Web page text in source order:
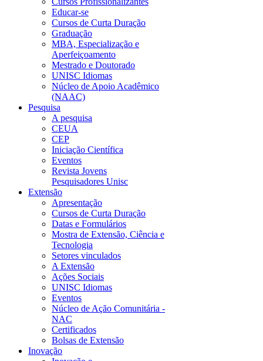
Educar-se
Cursos de Curta Duração
Graduação
MBA, Especialização e
Aperfeiçoamento
Mestrado e Doutorado
UNISC Idiomas
Núcleo de Apoio Acadêmico
(NAAC)
Pesquisa
A pesquisa
CEUA
CEP
Iniciação Científica
Eventos
Revista Jovens
Pesquisadores Unisc
Extensão
Apresentação
Cursos de Curta Duração
Datas e Formulários
Mostra de Extensão, Ciência e
Tecnologia
Setores vinculados
A Extensão
Ações Sociais
UNISC Idiomas
Eventos
Núcleo de Ação Comunitária -
NAC
Certificados
Bolsas de Extensão
Inovação